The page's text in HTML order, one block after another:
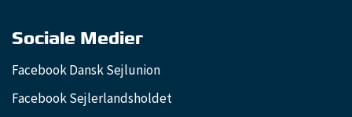
Sociale Medier
Facebook Dansk Sejlunion
Facebook Sejlerlandsholdet